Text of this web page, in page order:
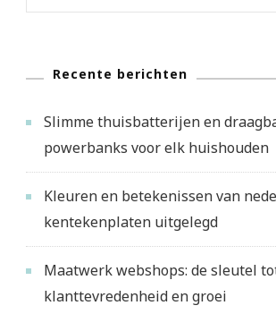
Recente berichten
Slimme thuisbatterijen en
powerbanks voor elk huishouden
Kleuren en betekenissen van
kentekenplaten uitgelegd
Maatwerk webshops: de sleutel
klanttevredenheid en groei